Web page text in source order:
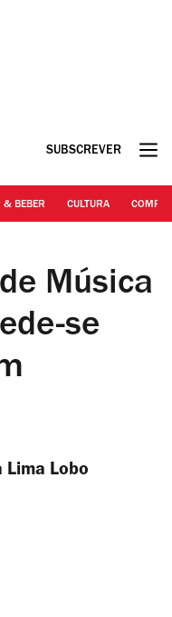
SUBSCREVER
& BEBER CULTURA
Música
se
Lima Lobo